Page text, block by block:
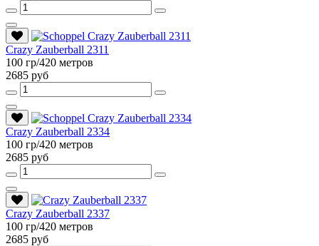
Crazy Zauberball 2311
100 гр/420 метров
2685 руб
Crazy Zauberball 2334
100 гр/420 метров
2685 руб
Crazy Zauberball 2337
100 гр/420 метров
2685 руб